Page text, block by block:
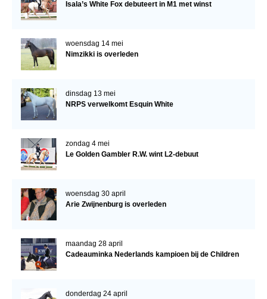
Isala’s White Fox debuteert in M1 met winst
woensdag 14 mei
Nimzikki is overleden
dinsdag 13 mei
NRPS verwelkomt Esquin White
zondag 4 mei
Le Golden Gambler R.W. wint L2-debuut
woensdag 30 april
Arie Zwijnenburg is overleden
maandag 28 april
Cadeauminka Nederlands kampioen bij de Children
donderdag 24 april